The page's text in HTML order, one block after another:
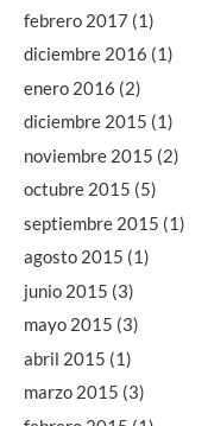
febrero 2017 (1)
diciembre 2016 (1)
enero 2016 (2)
diciembre 2015 (1)
noviembre 2015 (2)
octubre 2015 (5)
septiembre 2015 (1)
agosto 2015 (1)
junio 2015 (3)
mayo 2015 (3)
abril 2015 (1)
marzo 2015 (3)